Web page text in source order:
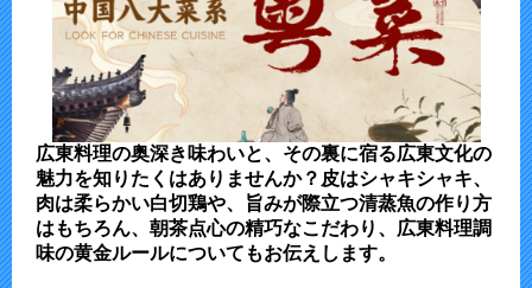
広東料理の奥深き味わいと、その裏に宿る広東文化の
魅力を知りたくはありませんか？皮はシャキシャキ、
肉は柔らかい白切鶏や、旨みが際立つ清蒸魚の作り方
はもちろん、朝茶点心の精巧なこだわり、広東料理調
味の黄金ルールについてもお伝えします。